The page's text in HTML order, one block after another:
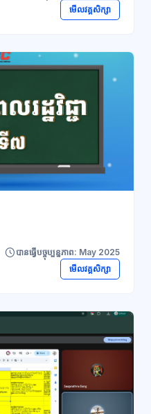
មើលវគ្គសិក្សា
បានធ្វើបច្ចុប្បន្នភាព: May 2025
មើលវគ្គសិក្សា